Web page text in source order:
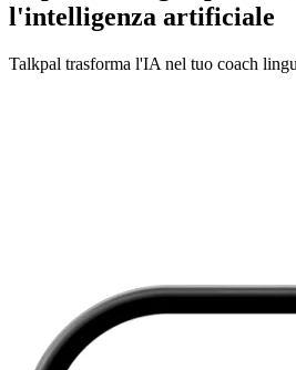
l'intelligenza artificiale
Talkpal trasforma l'IA nel tuo coach